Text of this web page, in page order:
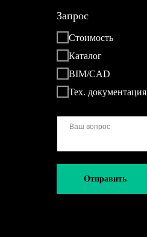
Запрос
Стоимость
Каталог
BIM/CAD
Тех. документация
Отправить